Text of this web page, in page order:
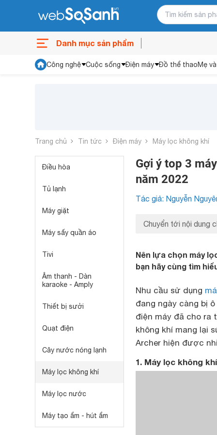
Danh mục sản phẩm
Công nghệ Cuộc sống Điện máy Đồ thể thaoMẹ
Trang chủ Tin tức Điện máy Máy lọc không khí
Điều hòa
Tủ lạnh
Máy giặt
Máy sấy quần áo
Tivi
Âm thanh - Dàn
karaoke - Amply
Thiết bị sưởi
Quạt điện
Cây nước nóng lạnh
Máy lọc không khí
Máy lọc nước
Máy tạo ẩm - hút ẩm
Gợi ý top 3
năm 2022
Tác giả: Nguyễn
Chuyển tới nội dung
Nên lựa chọn máy
bạn hãy cùng tìm
Nhu cầu sử dụng
đang ngày càng bị
điện máy đã cho ra
không khí mang lại
Archer hiện được
1. Máy lọc không